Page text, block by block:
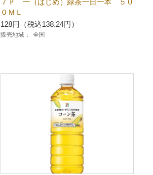
７Ｐ 一（はじめ）緑茶一日一本 ５０
０ＭＬ
128円（税込138.24円）
販売地域： 全国